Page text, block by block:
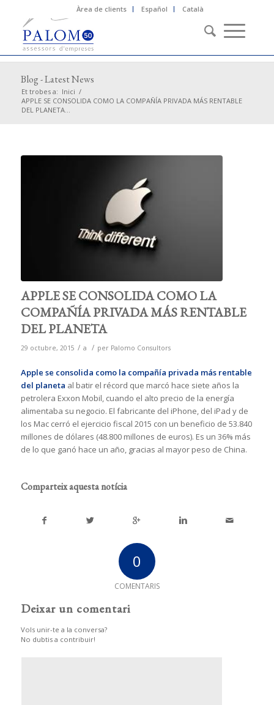
Àrea de clients Español Català
Blog - Latest News
Et trobes a: Inici /
APPLE SE CONSOLIDA COMO LA COMPAÑÍA PRIVADA MÁS RENTABLE
DEL PLANETA...
APPLE SE CONSOLIDA COMO LA
COMPAÑÍA PRIVADA MÁS RENTABLE
DEL PLANETA
29 octubre, 2015 / a / per Palomo Consultors
Apple se consolida como la compañía privada más rentable
del planeta al batir el récord que marcó hace siete años la
petrolera Exxon Mobil, cuando el alto precio de la energía
alimentaba su negocio. El fabricante del iPhone, del iPad y de
los Mac cerró el ejercicio fiscal 2015 con un beneficio de 53.840
millones de dólares (48.800 millones de euros). Es un 36% más
de lo que ganó hace un año, gracias al mayor peso de China.
Comparteix aquesta notícia
0
COMENTARIS
Deixar un comentari
Vols unir-te a la conversa?
No dubtis a contribuir!